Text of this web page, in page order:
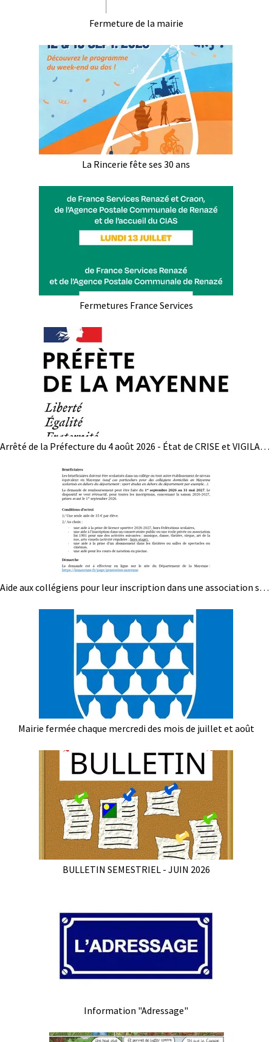
Fermeture de la mairie
La Rincerie fête ses 30 ans
Fermetures France Services
Arrêté de la Préfecture du 4 août 2026 - État de CRISE et VIGILANCE concernant l'usage de l'eau
Aide aux collégiens pour leur inscription dans une association sportive, artistique, abonnements ...
Mairie fermée chaque mercredi des mois de juillet et août
BULLETIN SEMESTRIEL - JUIN 2026
Information "Adressage"